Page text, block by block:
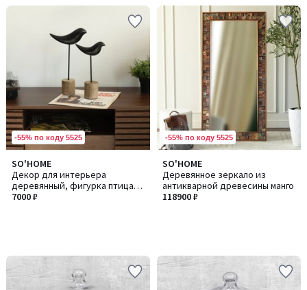
-55% по коду 5525
SO'HOME
Декор для интерьера
деревянный, фигурка птица
из манго
7000 ₽
-55% по коду 5525
SO'HOME
Деревянное зеркало из
антикварной древесины манго
118900 ₽